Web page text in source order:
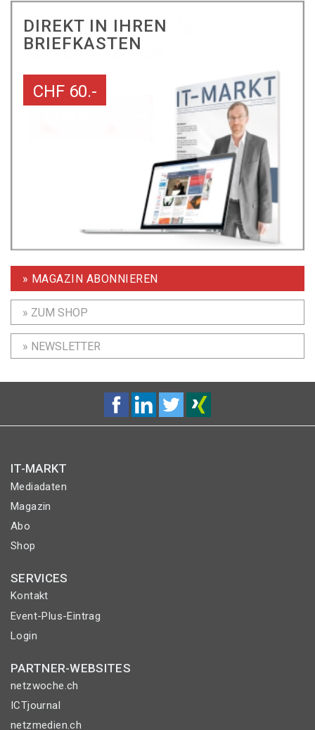
DIREKT IN IHREN
BRIEFKASTEN
CHF 60.-
» MAGAZIN ABONNIEREN
» ZUM SHOP
» NEWSLETTER
IT-MARKT
Mediadaten
Magazin
Abo
Shop
SERVICES
Kontakt
Event-Plus-Eintrag
Login
PARTNER-WEBSITES
netzwoche.ch
ICTjournal
netzmedien.ch